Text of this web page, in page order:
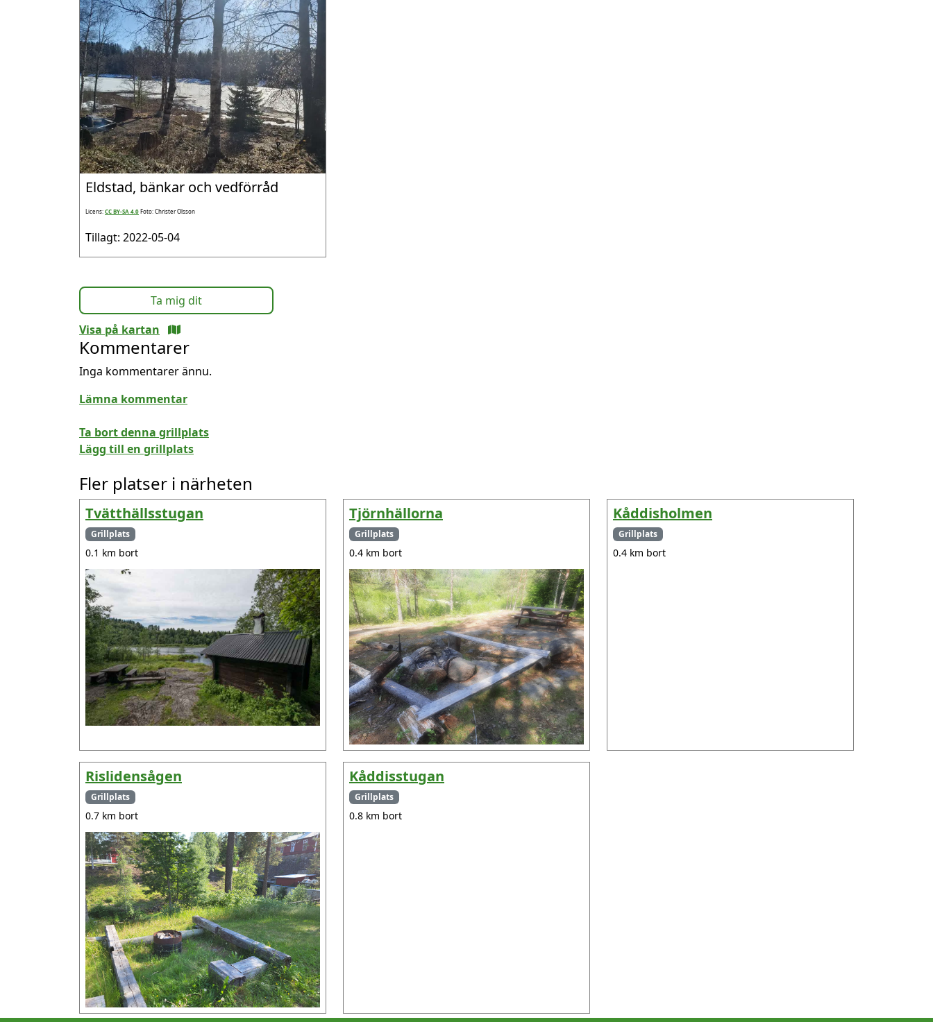
Eldstad, bänkar och vedförråd
Licens:CC BY-SA 4.0Foto: Christer Olsson
Tillagt: 2022-05-04
Ta mig dit
Visa på kartan
Kommentarer
Inga kommentarer ännu.
Lämna kommentar
Ta bort denna grillplats
Lägg till en grillplats
Fler platser i närheten
Tvätthällsstugan
Grillplats
0.1 km bort
Tjörnhällorna
Grillplats
0.4 km bort
Kåddisholmen
Grillplats
0.4 km bort
Rislidensågen
Grillplats
0.7 km bort
Kåddisstugan
Grillplats
0.8 km bort